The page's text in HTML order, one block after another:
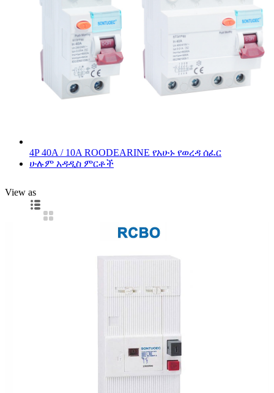
4P 40A / 10A ROODEARINE የአሁኑ የወረዳ ሰፈር
ሁሉም አዳዲስ ምርቶች
View as